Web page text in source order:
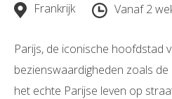
Frankrijk Vanaf 2
Parijs, de iconische hoofdstad
bezienswaardigheden zoals
het echte Parijse leven op